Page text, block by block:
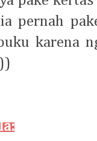
pernah
karena